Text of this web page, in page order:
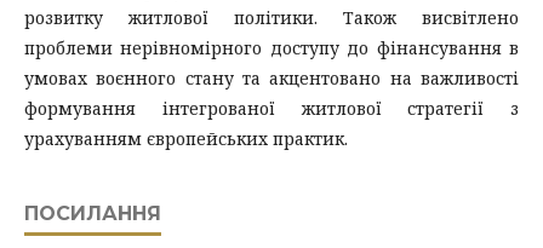
розвитку житлової політики. Також висвітлено
проблеми нерівномірного доступу до фінансування в
умовах воєнного стану та акцентовано на важливості
формування інтегрованої житлової стратегії з
урахуванням європейських практик.
ПОСИЛАННЯ